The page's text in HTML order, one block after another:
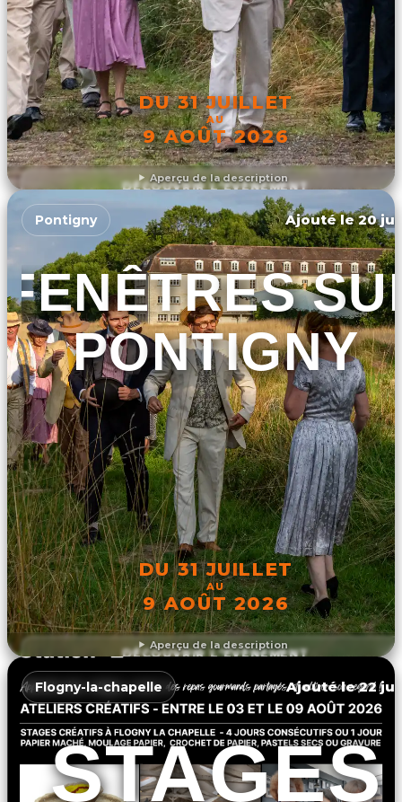
Aperçu de la description
DU 31 JUILLET
AU
9 AOÛT 2026
DÉCOUVRIR L'ÉVÉNEMENT
Aperçu de la description
Pontigny Ajouté le 20
FENÊTRES
PONTIGNY
DU 31 JUILLET
AU
9 AOÛT 2026
DÉCOUVRIR L'ÉVÉNEMENT
Flogny-la-chapelle Ajouté le 22
STAGES